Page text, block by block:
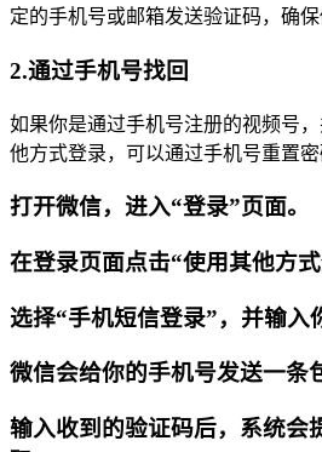
定的手机号或邮箱发送验证码，确
2.通过手机号找回
如果你是通过手机号注册的视频号
他方式登录，可以通过手机号重置密
打开微信，进入“登录”页面。
在登录页面点击“使用其他方式
选择“手机短信登录”，并输入
微信会给你的手机号发送一条
输入收到的验证码后，系统会